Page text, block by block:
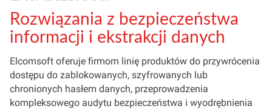
Rozwiązania z bezpieczeństwa
informacji i ekstrakcji danych
Elcomsoft oferuje firmom linię produktów do przywrócenia
dostępu do zablokowanych, szyfrowanych lub
chronionych hasłem danych, przeprowadzenia
kompleksowego audytu bezpieczeństwa i wyodrębnienia